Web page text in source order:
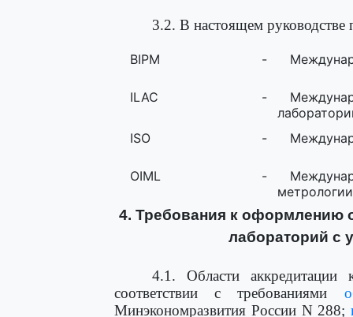
3.2. В настоящем
BIPM -
ILAC -
ISO
-
OIML -
метрологии
4. Требования к оформлению
лабораторий с
4.1. Области аккредитации
соответствии с требованиями
Минэкономразвития России N 288;